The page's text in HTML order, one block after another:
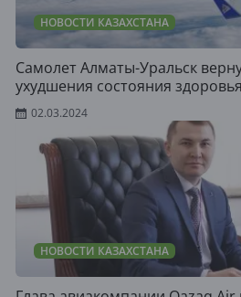
НОВОСТИ КАЗАХСТАНА
Самолет Алматы-Уральск
ухудшения состояния
02.03.2024
НОВОСТИ КАЗАХСТАНА